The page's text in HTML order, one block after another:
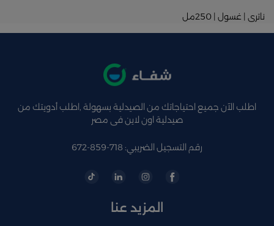
ناترى | غسول | 250مل
اطلب الآن جميع احتياجاتك من الصيدلية بسهولة ,اطلب أدويتك من
صيدلية اون لاين فى مصر
رقم التسجيل الضريبي: 718-859-672
المزيد عنا